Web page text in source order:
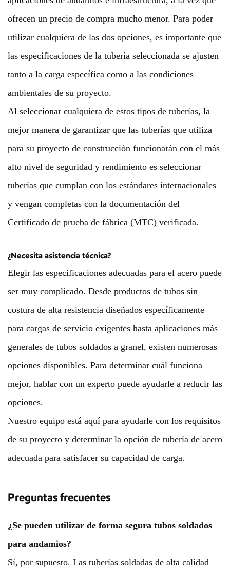
ofrecen un precio de compra mucho menor. Para poder
utilizar cualquiera de las dos opciones, es importante que
las especificaciones de la tubería seleccionada se ajusten
tanto a la carga específica como a las condiciones
ambientales de su proyecto.
Al seleccionar cualquiera de estos tipos de tuberías, la
mejor manera de garantizar que las tuberías que utiliza
para su proyecto de construcción funcionarán con el más
alto nivel de seguridad y rendimiento es seleccionar
tuberías que cumplan con los estándares internacionales
y vengan completas con la documentación del
Certificado de prueba de fábrica (MTC) verificada.
¿Necesita asistencia técnica?
Elegir las especificaciones adecuadas para el acero puede
ser muy complicado. Desde productos de tubos sin
costura de alta resistencia diseñados específicamente
para cargas de servicio exigentes hasta aplicaciones más
generales de tubos soldados a granel, existen numerosas
opciones disponibles. Para determinar cuál funciona
mejor, hablar con un experto puede ayudarle a reducir las
opciones.
Nuestro equipo está aquí para ayudarle con los requisitos
de su proyecto y determinar la opción de tubería de acero
adecuada para satisfacer su capacidad de carga.
Preguntas frecuentes
¿Se pueden utilizar de forma segura tubos soldados
para andamios?
Sí, por supuesto. Las tuberías soldadas de alta calidad